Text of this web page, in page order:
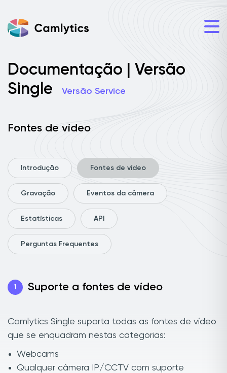
Documentação | Versão
Single
Versão Service
Fontes de vídeo
Introdução Fontes de vídeo
Gravação Eventos da câmera
Estatísticas API
Perguntas Frequentes
1 Suporte a fontes de vídeo
Camlytics Single suporta todas as fontes de vídeo
que se enquadram nestas categorias:
Webcams
Qualquer câmera IP/CCTV com suporte